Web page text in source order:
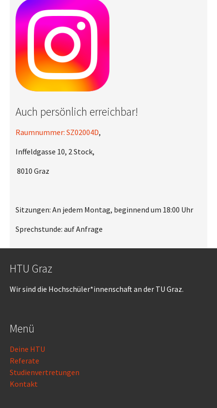
Auch persönlich erreichbar!
Raumnummer: SZ02004D,
Inffeldgasse 10, 2 Stock,
8010 Graz
Sitzungen: An jedem Montag, beginnend um 18:00 Uhr
Sprechstunde: auf Anfrage
HTU Graz
Wir sind die Hochschüler*innenschaft an der TU Graz.
Menü
Deine HTU
Referate
Studienvertretungen
Kontakt